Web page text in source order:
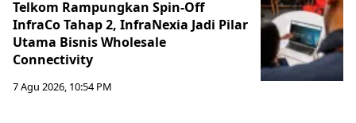
Telkom Rampungkan Spin-Off
InfraCo Tahap 2, InfraNexia Jadi Pilar
Utama Bisnis Wholesale
Connectivity
7 Agu 2026, 10:54 PM